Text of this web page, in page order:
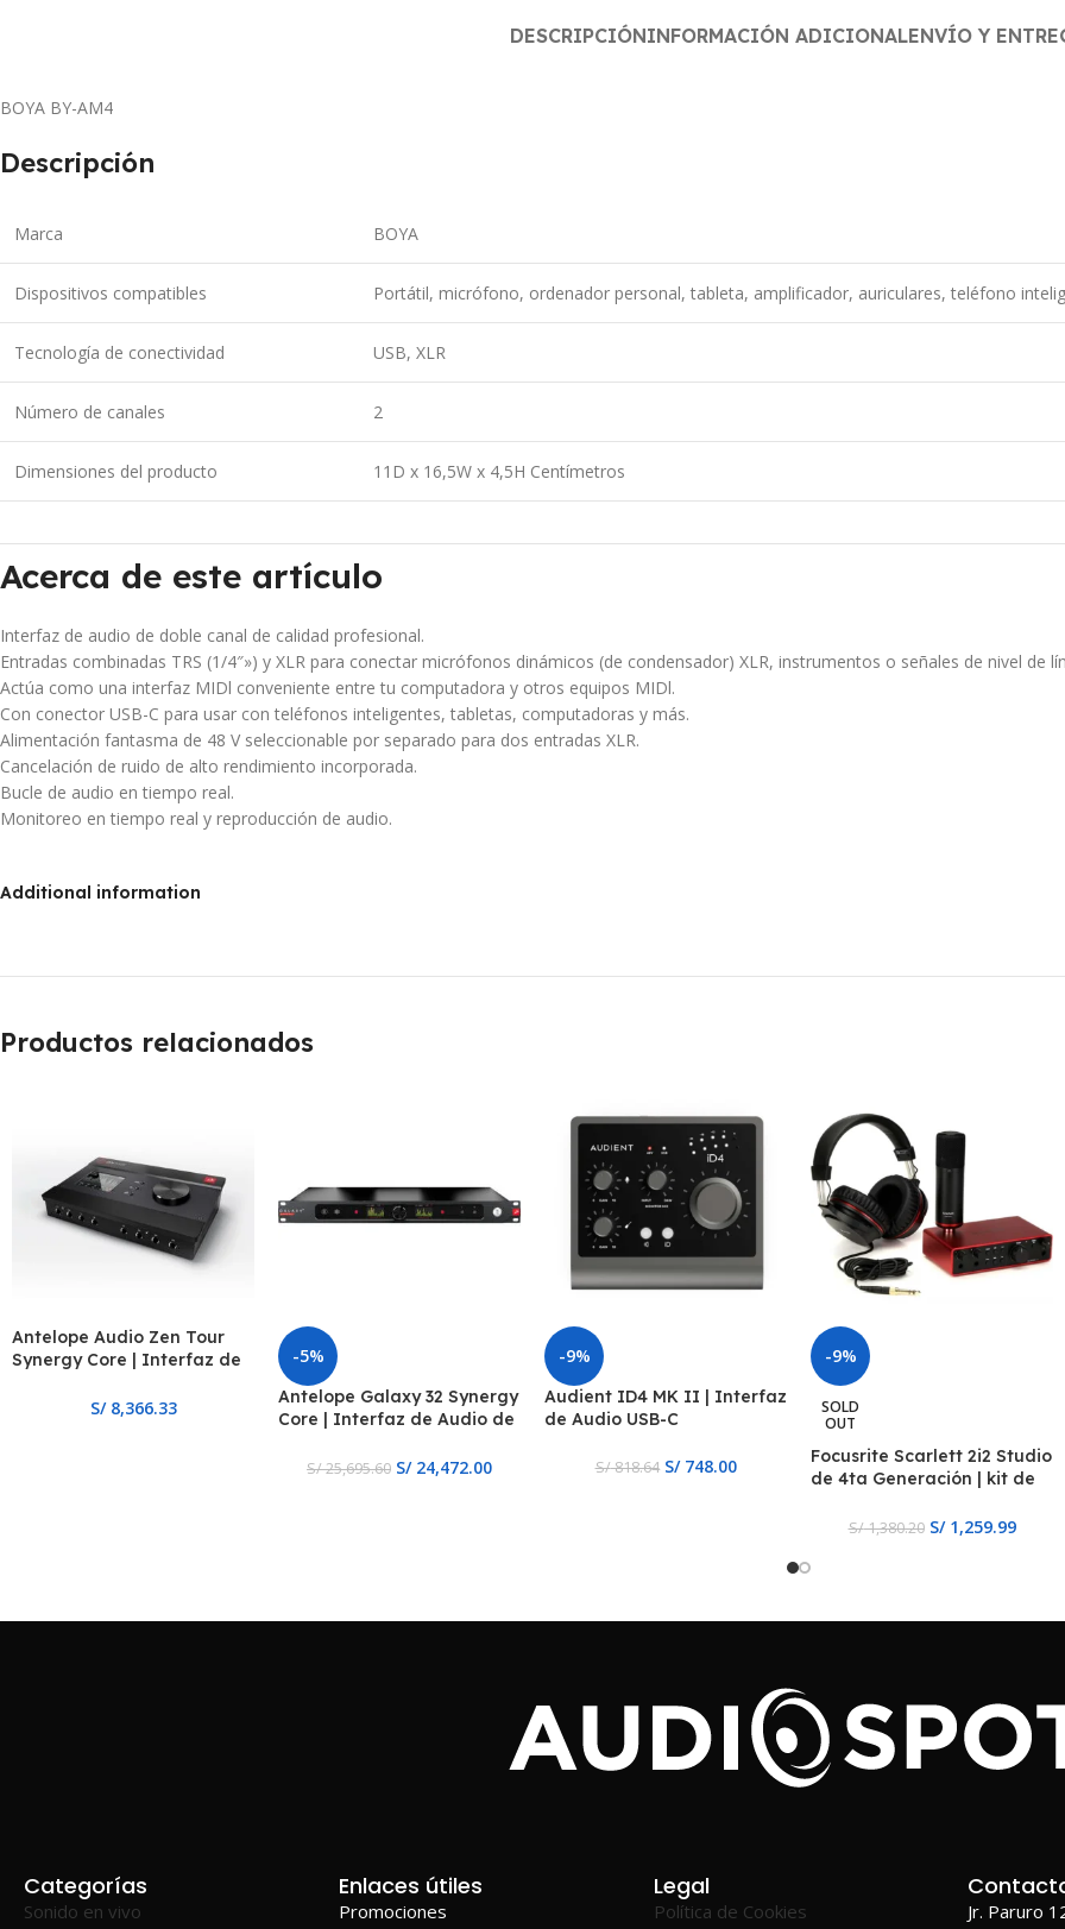
DESCRIPCIÓNINFORMACIÓN ADICIONALENVÍO Y
BOYA BY-AM4
Descripción
Marca BOYA
Dispositivos compatibles Portátil, micrófono, ordenador personal, tableta, amplificador, auriculares, teléfono
Tecnología de conectividad USB, XLR
Número de canales 2
Dimensiones del producto 11D x 16,5W x 4,5H Centímetros
Acerca de este artículo
Interfaz de audio de doble canal de calidad profesional.
Entradas combinadas TRS (1/4″») y XLR para conectar micrófonos dinámicos (de condensador) XLR, instrumentos o señales de nivel de
Actúa como una interfaz MIDl conveniente entre tu computadora y otros equipos MIDl.
Con conector USB-C para usar con teléfonos inteligentes, tabletas, computadoras y más.
Alimentación fantasma de 48 V seleccionable por separado para dos entradas XLR.
Cancelación de ruido de alto rendimiento incorporada.
Bucle de audio en tiempo real.
Monitoreo en tiempo real y reproducción de audio.
Additional information
Productos relacionados
Antelope Audio Zen Tour
Synergy Core | Interfaz de
procesamiento DSP
S/8,366.33
-5%
Antelope Galaxy 32 Synergy
Core | Interfaz de Audio de
Dante/HDX/Thunderbolt 3
S/25,695.60 S/24,472.00
-9%
Audient ID4 MK II | Interfaz
de Audio USB-C
S/818.64 S/748.00
-9%
SOLD
OUT
Focusrite Scarlett 2i2 Studio
de 4ta Generación | kit de
S/1,380.20 S/1,259.99
Categorías
Sonido en vivo
Enlaces útiles
Promociones
Legal
Política de Cookies
Jr. Paruro